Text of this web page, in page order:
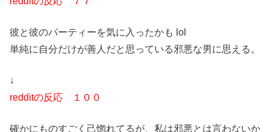
彼と彼のパーティーを気に入ったかも lol
単純に自分だけが善人だと思っている邪悪な男に思える。
↓
redditの反応 １００
確かにものすごく己惚れてるが、私は邪悪とは言わないか